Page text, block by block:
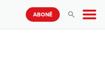
ABONĒ